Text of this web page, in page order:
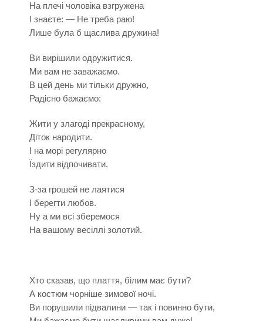
На плечі чоловіка взгружена
І знаєте: — Не треба раю!
Лише була б щаслива дружина!
Ви вирішили одружитися.
Ми вам не заважаємо.
В цей день ми тільки дружно,
Радісно бажаємо:
Жити у злагоді прекрасному,
Діток народити.
І на морі регулярно
Їздити відпочивати.
З-за грошей не лаятися
І берегти любов.
Ну а ми всі зберемося
На вашому весіллі золотий.
Хто сказав, що плаття, білим має бути?
А костюм чорніше зимової ночі.
Ви порушили підвалини — так і повинно бути,